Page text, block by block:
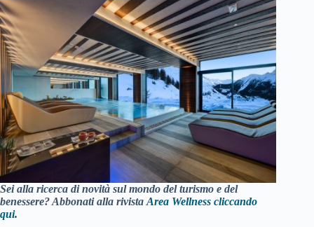
Sei alla ricerca di novità sul mondo del turismo e del
benessere? Abbonati alla rivista Area Wellness cliccando
qui.